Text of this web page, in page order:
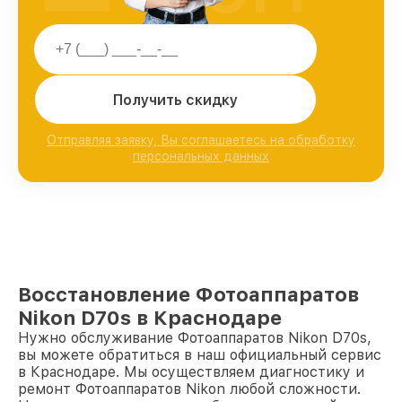
Получить скидку
Отправляя заявку, Вы соглашаетесь на обработку
персональных данных
Восстановление Фотоаппаратов
Nikon D70s в Краснодаре
Нужно обслуживание Фотоаппаратов Nikon D70s,
вы можете обратиться в наш официальный сервис
в Краснодаре. Мы осуществляем диагностику и
ремонт Фотоаппаратов Nikon любой сложности.